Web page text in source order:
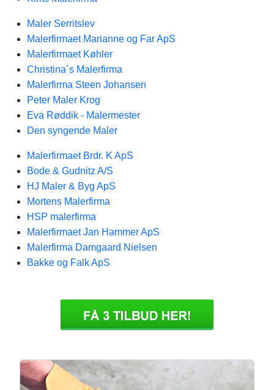
Maler Serritslev
Malerfirmaet Marianne og Far ApS
Malerfirmaet Køhler
Christina´s Malerfirma
Malerfirma Steen Johansen
Peter Maler Krog
Eva Røddik - Malermester
Den syngende Maler
Malerfirmaet Brdr. K ApS
Bode & Gudnitz A/S
HJ Maler & Byg ApS
Mortens Malerfirma
HSP malerfirma
Malerfirmaet Jan Hammer ApS
Malerfirma Damgaard Nielsen
Bakke og Falk ApS